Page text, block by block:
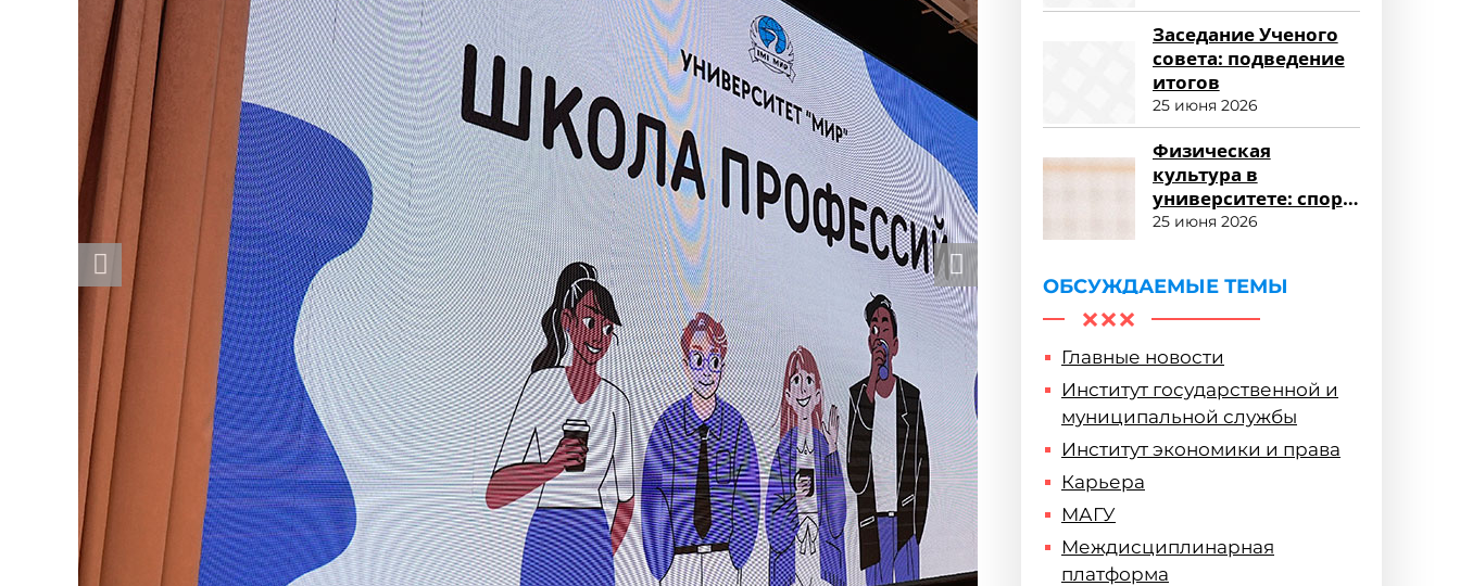
Заседание Ученого
совета: подведение
итогов
25 июня 2026
Физическая
культура в
университете: спорт
и здоровый образ
25 июня 2026
ОБСУЖДАЕМЫЕ ТЕМЫ
Главные новости
Институт государственной и
муниципальной службы
Институт экономики и права
Карьера
МАГУ
Междисциплинарная
платформа